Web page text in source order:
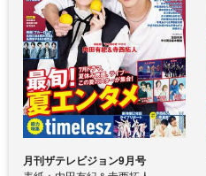
月刊ザテレビジョン9月号